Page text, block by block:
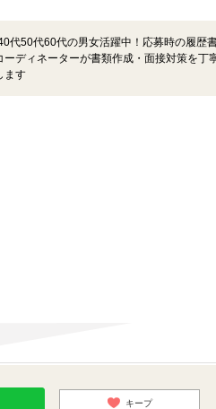
代50代60代の男女活躍中！応募時の履歴
ディネーターが書類作成・面接対策を丁
ます
キープ